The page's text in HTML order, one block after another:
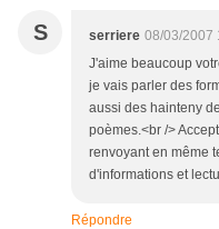
S serriere 08/03/2007
J'aime beaucoup
je vais parler des
aussi des hainteny
poèmes.<br />
renvoyant en même
d'informations et
Répondre